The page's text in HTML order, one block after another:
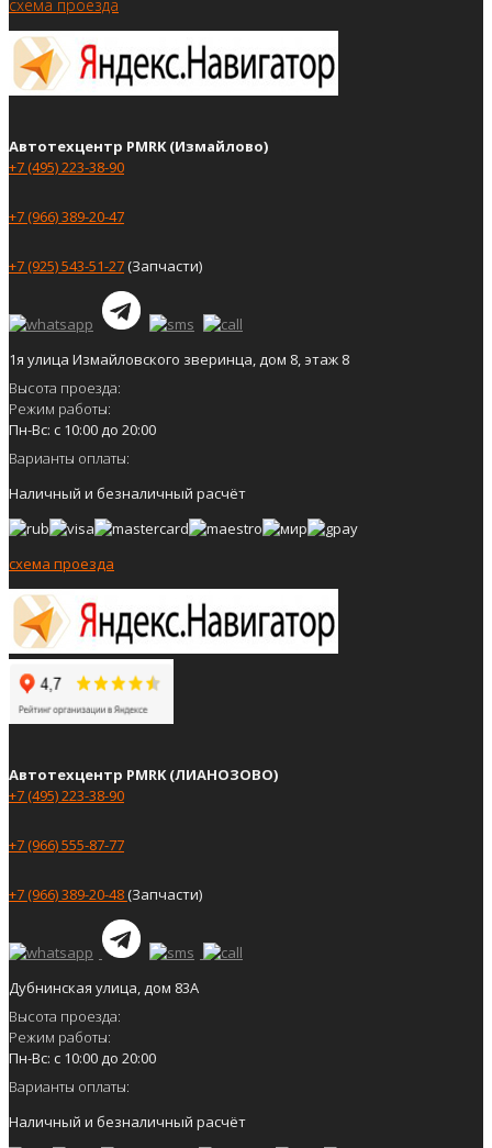
схема проезда
Автотехцентр PMRK (Измайлово)
+7 (495) 223-38-90
+7 (966) 389-20-47
+7 (925) 543-51-27(Запчасти)
1я улица Измайловского зверинца, дом 8, этаж 8
Высота проезда:
Режим работы:
Пн-Вс: с 10:00 до 20:00
Варианты оплаты:
Наличный и безналичный расчёт
схема проезда
Автотехцентр PMRK (ЛИАНОЗОВО)
+7 (495) 223-38-90
+7 (966) 555-87-77
+7 (966) 389-20-48(Запчасти)
Дубнинская улица, дом 83А
Высота проезда:
Режим работы:
Пн-Вс: с 10:00 до 20:00
Варианты оплаты:
Наличный и безналичный расчёт